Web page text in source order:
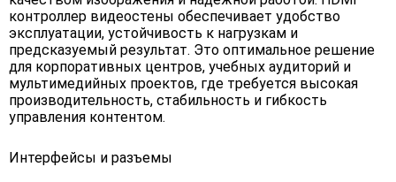
контроллер видеостены обеспечивает удобство
эксплуатации, устойчивость к нагрузкам и
предсказуемый результат. Это оптимальное решение
для корпоративных центров, учебных аудиторий и
мультимедийных проектов, где требуется высокая
производительность, стабильность и гибкость
управления контентом.
Интерфейсы и разъемы